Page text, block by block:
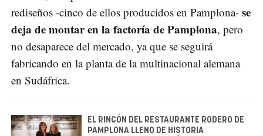
rediseños -cinco de ellos producidos en Pamplona- se
deja de montar en la factoría de Pamplona, pero
no desaparece del mercado, ya que se seguirá
fabricando en la planta de la multinacional alemana
en Sudáfrica.
EL RINCÓN DEL RESTAURANTE RODERO DE
PAMPLONA LLENO DE HISTORIA